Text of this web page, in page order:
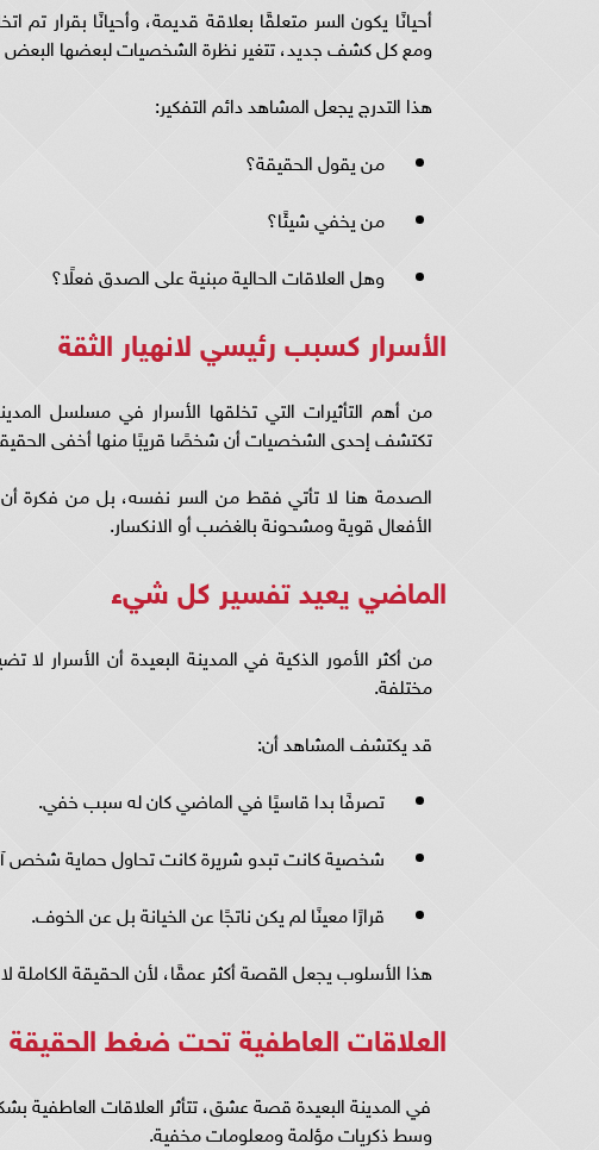
أحيانًا يكون السر متعلقًا بعلاقة قديمة، وأحيانًا بقرار
ومع كل كشف جديد، تتغير نظرة الشخصيات لبعضها
هذا التدرج يجعل المشاهد دائم التفكير:
من يقول الحقيقة؟
من يخفي شيئًا؟
وهل العلاقات الحالية مبنية على الصدق فعلًا؟
الأسرار كسبب رئيسي لانهيار الثقة
من أهم التأثيرات التي تخلقها الأسرار في مسلسل
تكتشف إحدى الشخصيات أن شخصًا قريبًا منها أخفى الحقيقة
الصدمة هنا لا تأتي فقط من السر نفسه، بل من فكرة
الأفعال قوية ومشحونة بالغضب أو الانكسار.
الماضي يعيد تفسير كل شيء
من أكثر الأمور الذكية في المدينة البعيدة أن الأسرار
مختلفة.
قد يكتشف المشاهد أن:
تصرفًا بدا قاسيًا في الماضي كان له سبب خفي.
شخصية كانت تبدو شريرة كانت تحاول حماية شخص
قرارًا معينًا لم يكن ناتجًا عن الخيانة بل عن الخوف.
هذا الأسلوب يجعل القصة أكثر عمقًا، لأن الحقيقة الكاملة
العلاقات العاطفية تحت ضغط الحقيقة
في المدينة البعيدة قصة عشق، تتأثر العلاقات العاطفية
وسط ذكريات مؤلمة ومعلومات مخفية.